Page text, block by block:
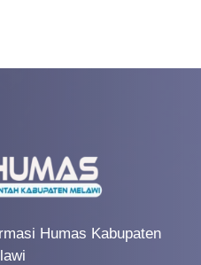
Humas Kabupaten